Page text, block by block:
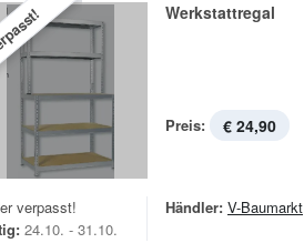
Werkstattregal
Preis: € 24,90
verpasst!
24.10. - 31.10.
Händler: V-Baumarkt